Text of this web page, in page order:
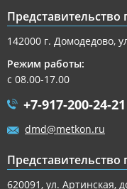
Представительство
142000 г. Домодедово,
Режим работы:
с 08.00-17.00
+7-917-200-24-21
dmd@metkon.ru
Представительство
620091, ул. Артинская,